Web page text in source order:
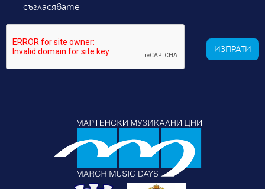
съгласявате
ИЗПРАТИ